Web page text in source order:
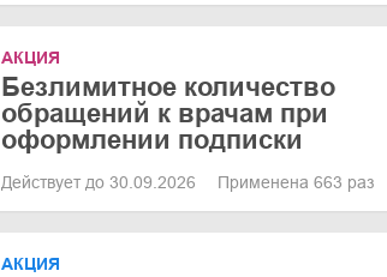
АКЦИЯ
Безлимитное количество
обращений к врачам при
оформлении подписки
Действует до 30.09.2026 Применена 663 раз
АКЦИЯ